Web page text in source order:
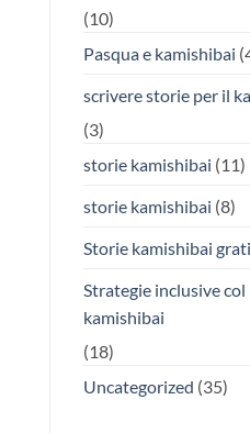
(10)
Pasqua e kamishibai
scrivere storie per il
(3)
storie kamishibai (11)
storie kamishibai (8)
Storie kamishibai
Strategie inclusive col
kamishibai
(18)
Uncategorized (35)